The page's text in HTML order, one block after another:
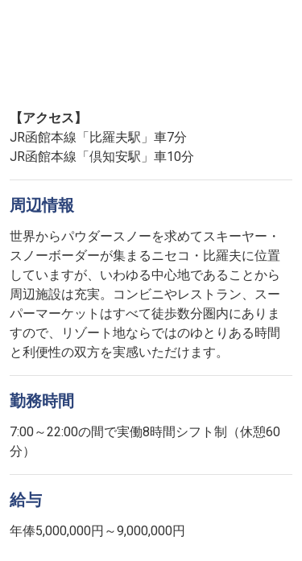
【アクセス】
JR函館本線「比羅夫駅」車7分
JR函館本線「倶知安駅」車10分
周辺情報
世界からパウダースノーを求めてスキーヤー・
スノーボーダーが集まるニセコ・比羅夫に位置
していますが、いわゆる中心地であることから
周辺施設は充実。コンビニやレストラン、スー
パーマーケットはすべて徒歩数分圏内にありま
すので、リゾート地ならではのゆとりある時間
と利便性の双方を実感いただけます。
勤務時間
7:00～22:00の間で実働8時間シフト制（休憩60
分）
給与
年俸5,000,000円～9,000,000円